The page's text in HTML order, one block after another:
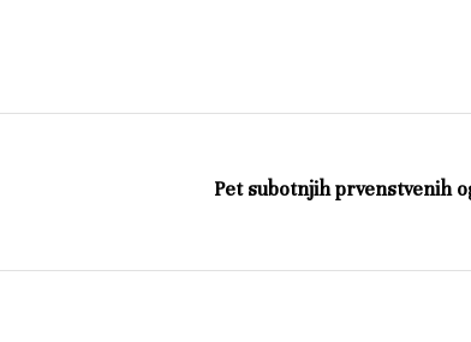
Pet subotnjih prvenstvenih